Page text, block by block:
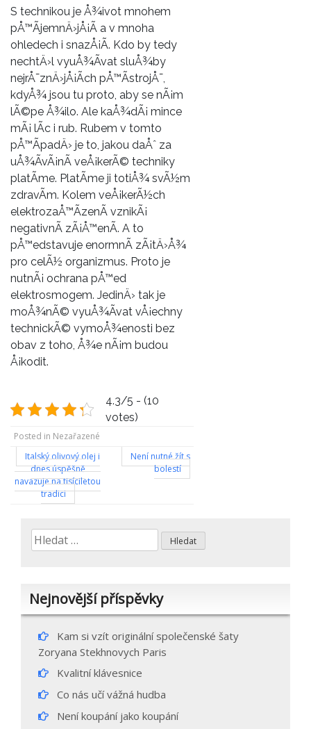
S technikou je Å¾ivot mnohem
pÅ™Ã­jemnÄ›jÅ¡Ã­ a v mnoha
ohledech i snazÅ¡Ã­. Kdo by tedy
nechtÄ›l vyuÅ¾Ã­vat sluÅ¾by
nejrÅ¯znÄ›jÅ¡Ã­ch pÅ™Ã­strojÅ¯,
kdyÅ¾ jsou tu proto, aby se nÃ¡m
lÃ©pe Å¾ilo. Ale kaÅ¾dÃ¡ mince
mÃ¡ lÃ­c i rub. Rubem v tomto
pÅ™Ã­padÄ› je to, jakou daÅˆ za
uÅ¾Ã­vÃ¡nÃ­ veÅ¡kerÃ© techniky
platÃ­me. PlatÃ­me ji totiÅ¾ svÃ½m
zdravÃ­m. Kolem veÅ¡kerÃ½ch
elektrozaÅ™Ã­zenÃ­ vznikÃ¡
negativnÃ­ zÃ¡Å™enÃ­. A to
pÅ™edstavuje enormnÃ­ zÃ¡tÄ›Å¾
pro celÃ½ organizmus. Proto je
nutnÃ¡ ochrana pÅ™ed
elektrosmogem. JedinÄ› tak je
moÅ¾nÃ© vyuÅ¾Ã­vat vÅ¡echny
technickÃ© vymoÅ¾enosti bez
obav z toho, Å¾e nÃ¡m budou
Å¡kodit.
4.3/5 - (10
votes)
Posted in Nezařazené
Navigace
pro
Italský olivový olej i
dnes úspěšně
navazuje na tisíciletou
tradici
Není nutné žít s
bolestí
Vyhledávání
Nejnovější příspěvky
Kam si vzít originální společenské šaty
Zoryana Stekhnovych Paris
Kvalitní klávesnice
Co nás učí vážná hudba
Není koupání jako koupání